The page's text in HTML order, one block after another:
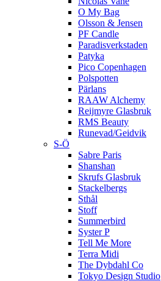
O My Bag
Olsson & Jensen
PF Candle
Paradisverkstaden
Patyka
Pico Copenhagen
Polspotten
Pärlans
RAAW Alchemy
Reijmyre Glasbruk
RMS Beauty
Runevad/Geidvik
S-Ö
Sabre Paris
Shanshan
Skrufs Glasbruk
Stackelbergs
Sthål
Stoff
Summerbird
Syster P
Tell Me More
Terra Midi
The Dybdahl Co
Tokyo Design Studio